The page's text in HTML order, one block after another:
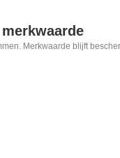
Merkwaarde blijft